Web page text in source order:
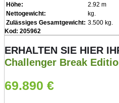
Höhe:
2.92 m
Nettogewicht:
kg.
Zulässiges Gesamtgewicht: 3.500 kg.
Kod: 205962
ERHALTEN SIE HIER
Challenger Break
69.890 €